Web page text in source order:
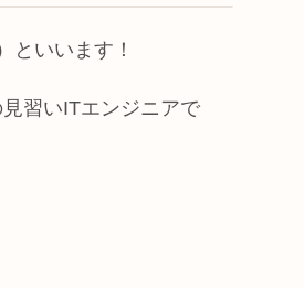
といいます！
習いITエンジニアで